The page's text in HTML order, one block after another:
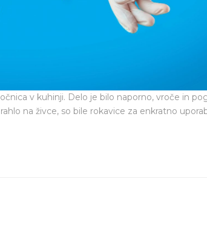
v kuhinji. Delo je bilo naporno, vroče in
na živce, so bile rokavice za enkratno